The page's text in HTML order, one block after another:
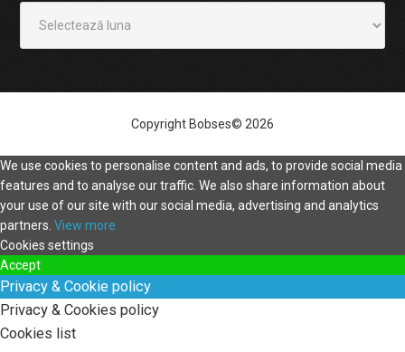
Copyright Bobses© 2026
We use cookies to personalise content and ads, to provide social media
features and to analyse our traffic. We also share information about
your use of our site with our social media, advertising and analytics
partners. View more
Cookies settings
Accept
Privacy & Cookie policy
Privacy & Cookies policy
Cookies list